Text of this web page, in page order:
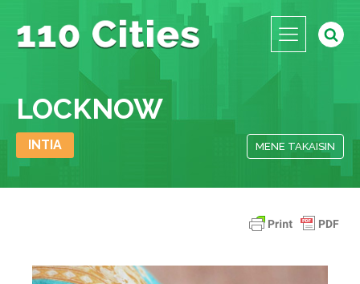
LOCKNOW
INTIA MENE TAKAISIN